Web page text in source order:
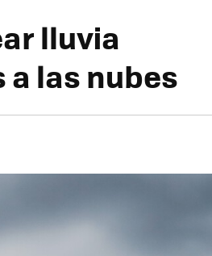
lluvia
las nubes